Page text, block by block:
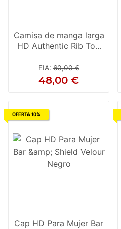
Camisa de manga larga
HD Authentic Rib Top
EIA:60,00 €
48,00 €
OFERTA 10%
Cap HD Para Mujer Bar